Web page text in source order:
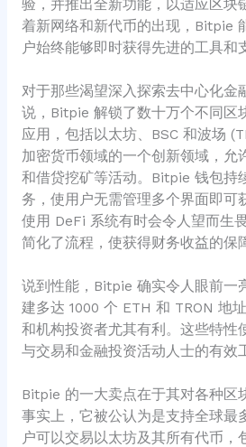
验，并推出全新功能，以适应区块
着新网络和新代币的出现，Bitpie
户始终能够即时获得先进的工具和
对于那些渴望深入探索去中心化金
说，Bitpie 解锁了数十万个不同区
应用，包括以太坊、BSC 和波场
加密货币领域的一个创新领域，允
和借贷挖矿等活动。Bitpie 钱包持
务，使用户无需管理多个界面即可
使用 DeFi 系统有时会令人望而生
简化了流程，使获得财务收益的保
说到性能，Bitpie 确实令人眼前一
建多达 1000 个 ETH 和 TRON 地
和机构投资者尤其有利。这些特性
与交易和金融投资活动人士的有效
Bitpie 的一大卖点在于其对各种区
事实上，它被公认为是支持全球最
户可以交易以太坊及其所有代币，